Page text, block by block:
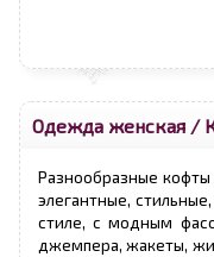
Одежда женская /
Разнообразные
элегантные,
стиле, с модным
джемпера, жакеты,